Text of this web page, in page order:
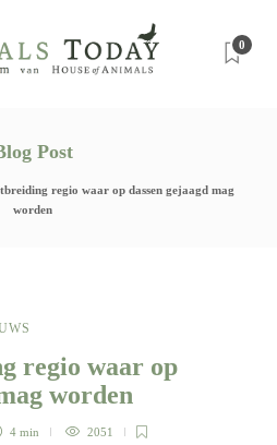
0
Post
regio waar op dassen gejaagd mag
worden
regio waar op
worden
4 min 2051